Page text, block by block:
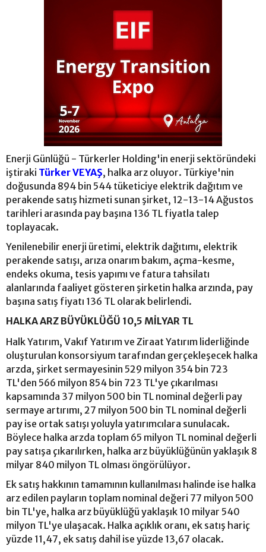
Enerji Günlüğü - Türkerler Holding'in enerji sektöründeki
iştiraki Türker VEYAŞ, halka arz oluyor. Türkiye'nin
doğusunda 894 bin 544 tüketiciye elektrik dağıtım ve
perakende satış hizmeti sunan şirket, 12-13-14 Ağustos
tarihleri arasında pay başına 136 TL fiyatla talep
toplayacak.
Yenilenebilir enerji üretimi, elektrik dağıtımı, elektrik
perakende satışı, arıza onarım bakım, açma-kesme,
endeks okuma, tesis yapımı ve fatura tahsilatı
alanlarında faaliyet gösteren şirketin halka arzında, pay
başına satış fiyatı 136 TL olarak belirlendi.
HALKA ARZ BÜYÜKLÜĞÜ 10,5 MİLYAR TL
Halk Yatırım, Vakıf Yatırım ve Ziraat Yatırım liderliğinde
oluşturulan konsorsiyum tarafından gerçekleşecek halka
arzda, şirket sermayesinin 529 milyon 354 bin 723
TL'den 566 milyon 854 bin 723 TL'ye çıkarılması
kapsamında 37 milyon 500 bin TL nominal değerli pay
sermaye artırımı, 27 milyon 500 bin TL nominal değerli
pay ise ortak satışı yoluyla yatırımcılara sunulacak.
Böylece halka arzda toplam 65 milyon TL nominal değerli
pay satışa çıkarılırken, halka arz büyüklüğünün yaklaşık 8
milyar 840 milyon TL olması öngörülüyor.
Ek satış hakkının tamamının kullanılması halinde ise halka
arz edilen payların toplam nominal değeri 77 milyon 500
bin TL'ye, halka arz büyüklüğü yaklaşık 10 milyar 540
milyon TL'ye ulaşacak. Halka açıklık oranı, ek satış hariç
yüzde 11,47, ek satış dahil ise yüzde 13,67 olacak.